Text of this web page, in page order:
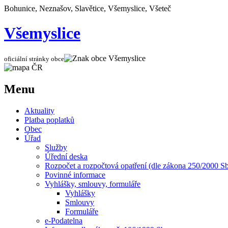
Bohunice, Neznašov, Slavětice, Všemyslice, Všeteč
Všemyslice
oficiální stránky obce
Menu
Aktuality
Platba poplatků
Obec
Úřad
Služby
Úřední deska
Rozpočet a rozpočtová opatření (dle zákona 250/2000
Povinné informace
Vyhlášky, smlouvy, formuláře
Vyhlášky
Smlouvy
Formuláře
e-Podatelna